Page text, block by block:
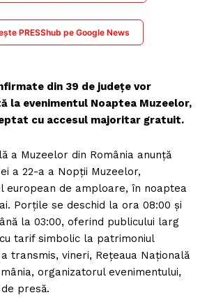
PRESShub pe Google News
din 39 de județe vor
la evenimentul Noaptea Muzeelor,
cu accesul majoritar gratuit.
a Muzeelor din România anunță
a 22-a a Nopții Muzeelor,
european de amploare, în noaptea
Porțile se deschid la ora 08:00 și
la 03:00, oferind publicului larg
tarif simbolic la patrimoniul
transmis, vineri, Rețeaua Națională
organizatorul evenimentului,
presă.